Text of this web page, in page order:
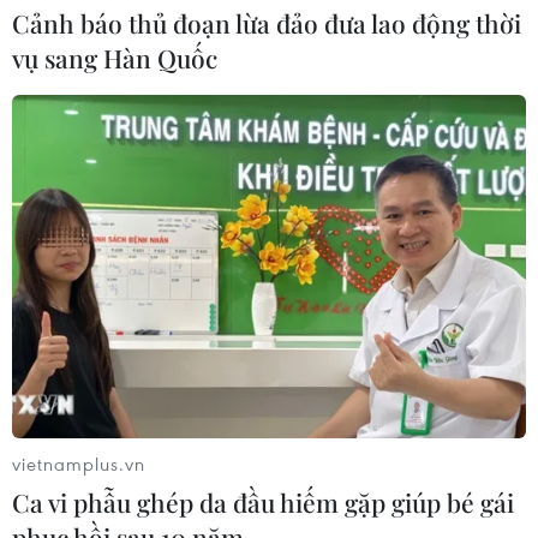
Xem thêm
CƠ QUAN CHỦ QUẢN: THÔNG TẤN XÃ VIỆT NAM
Tổng Biên tập: TRẦN TIẾN DUẨN
Phó Tổng Biên tập: NGUYỄN THỊ TÁM, KHÚC THANH
THỦY
Sở hữu trí tuệ
Quy định sử dụng
RSS
Hỗ trợ
Ngôn ngữ
TTXVN
Dịch vụ tin
Cảnh báo thủ đoạn lừa đảo đưa lao động thời
vụ sang Hàn Quốc
vietnamplus.vn
Ca vi phẫu ghép da đầu hiếm gặp giúp bé gái